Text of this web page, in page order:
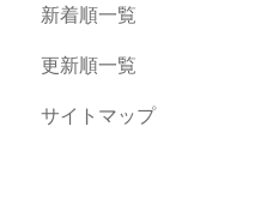
新着順一覧
更新順一覧
サイトマップ